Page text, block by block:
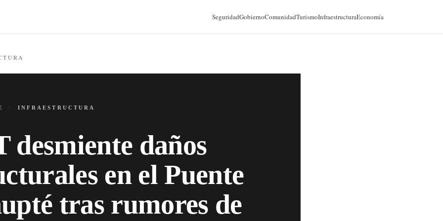
SeguridadGobiernoComunidadTurismoInfraestructuraEconomía
· INFRAESTRUCTURA
desmiente daños
en el Puente
tras rumores de